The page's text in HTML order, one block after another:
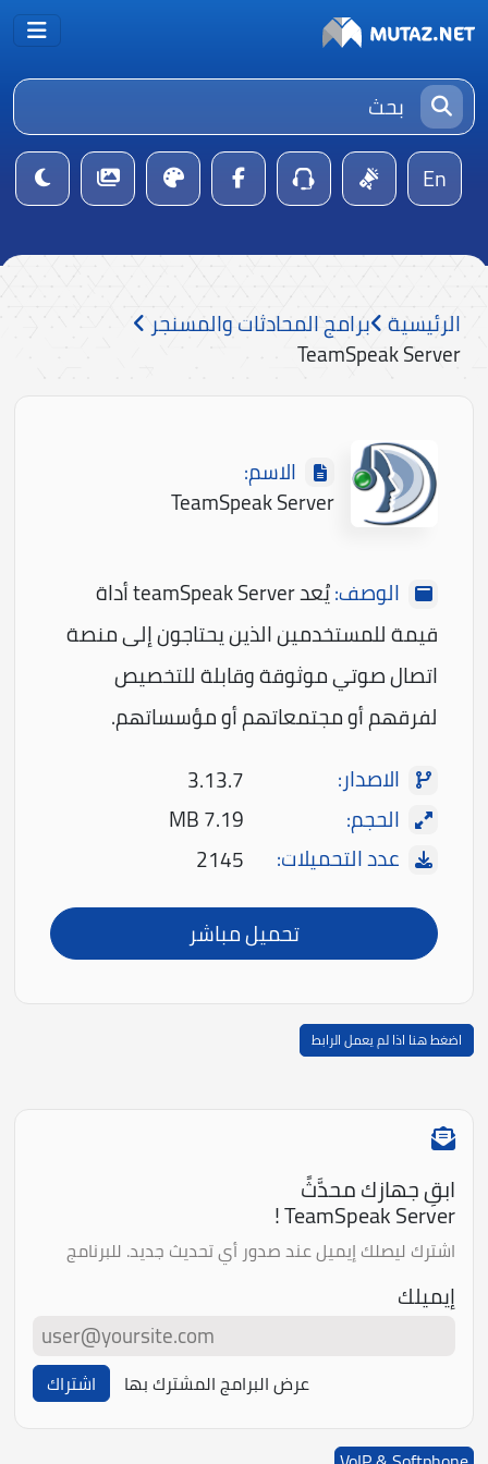
En
الرئيسية برامج المحادثات والمسنجر
TeamSpeak Server
الاسم:
TeamSpeak Server
الوصف:
يُعد teamSpeak Server أداة
قيمة للمستخدمين الذين يحتاجون إلى منصة
اتصال صوتي موثوقة وقابلة للتخصيص
لفرقهم أو مجتمعاتهم أو مؤسساتهم.
الاصدار:
3.13.7
الحجم:
7.19 MB
عدد التحميلات:
2145
تحميل مباشر
اضغط هنا اذا لم يعمل الرابط
ابقِ جهازك محدَّثً
TeamSpeak Server !
اشترك ليصلك إيميل عند صدور أي تحديث جديد. للبرنامج
إيميلك
عرض البرامج المشترك بها اشتراك